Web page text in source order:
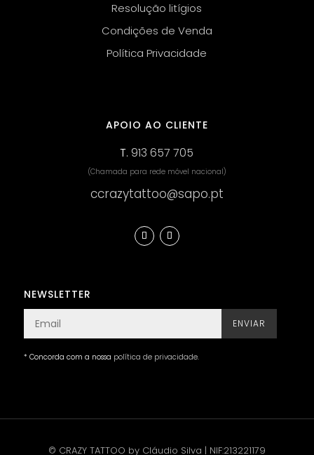
Resolução litígios
Condições de Venda
Política Privacidade
APOIO AO CLIENTE
T.913 657 705
(Chamada para rede móvel nacional)
ccrazytattoo@sapo.pt
NEWSLETTER
ENVIAR
* Concorda com a nossa política de privacidade.
© CRAZY TATTOO by Cláudio Silva | NIF:213221179